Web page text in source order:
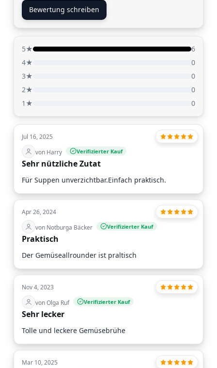
Bewertung schreiben
5★
6
4★
0
3★
0
2★
0
1★
0
Jul 16, 2025
von Harry
Verifizierter Kauf
Sehr nützliche Zutat
Für Suppen unverzichtbar.Einfach praktisch.
Apr 26, 2024
von Notburga Bäcker
Verifizierter Kauf
Praktisch
Der Gemüseallrounder ist praltisch
Nov 4, 2023
von Olga Ruf
Verifizierter Kauf
Sehr lecker
Tolle und leckere Gemüsebrühe
Mar 10, 2025